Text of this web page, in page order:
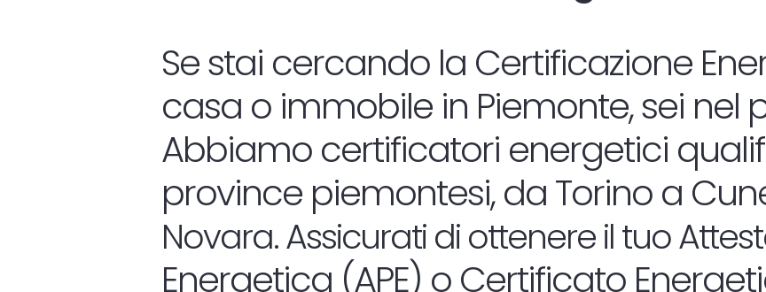
Se stai cercando la Certificazione
casa o immobile in Piemonte, sei nel
Abbiamo certificatori energetici
province piemontesi, da Torino a
Novara. Assicurati di ottenere il tuo At
Energetica (APE) o Certificato